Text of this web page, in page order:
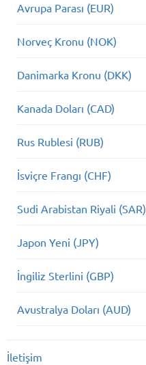
Avrupa Parası (EUR)
Norveç Kronu (NOK)
Danimarka Kronu (DKK)
Kanada Doları (CAD)
Rus Rublesi (RUB)
İsviçre Frangı (CHF)
Sudi Arabistan Riyali (SAR)
Japon Yeni (JPY)
İngiliz Sterlini (GBP)
Avustralya Doları (AUD)
İletişim